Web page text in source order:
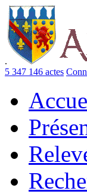
.
5 347 146 actes